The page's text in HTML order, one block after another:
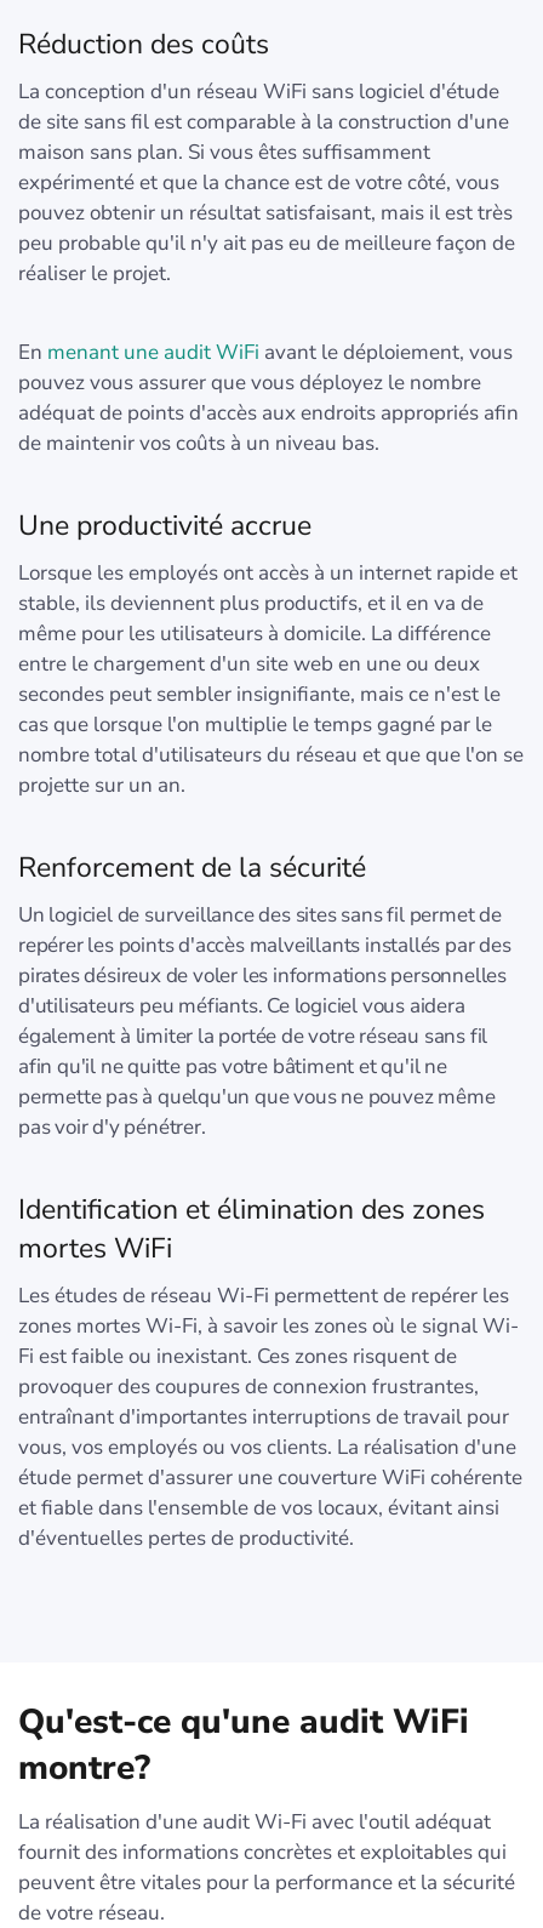
Réduction des coûts
La conception d'un réseau WiFi sans logiciel d'étude
de site sans fil est comparable à la construction d'une
maison sans plan. Si vous êtes suffisamment
expérimenté et que la chance est de votre côté, vous
pouvez obtenir un résultat satisfaisant, mais il est très
peu probable qu'il n'y ait pas eu de meilleure façon de
réaliser le projet.
En menant une audit WiFi avant le déploiement, vous
pouvez vous assurer que vous déployez le nombre
adéquat de points d'accès aux endroits appropriés afin
de maintenir vos coûts à un niveau bas.
Une productivité accrue
Lorsque les employés ont accès à un internet rapide et
stable, ils deviennent plus productifs, et il en va de
même pour les utilisateurs à domicile. La différence
entre le chargement d'un site web en une ou deux
secondes peut sembler insignifiante, mais ce n'est le
cas que lorsque l'on multiplie le temps gagné par le
nombre total d'utilisateurs du réseau et que que l'on se
projette sur un an.
Renforcement de la sécurité
Un logiciel de surveillance des sites sans fil permet de
repérer les points d'accès malveillants installés par des
pirates désireux de voler les informations personnelles
d'utilisateurs peu méfiants. Ce logiciel vous aidera
également à limiter la portée de votre réseau sans fil
afin qu'il ne quitte pas votre bâtiment et qu'il ne
permette pas à quelqu'un que vous ne pouvez même
pas voir d'y pénétrer.
Identification et élimination des zones
mortes WiFi
Les études de réseau Wi-Fi permettent de repérer les
zones mortes Wi-Fi, à savoir les zones où le signal Wi-
Fi est faible ou inexistant. Ces zones risquent de
provoquer des coupures de connexion frustrantes,
entraînant d'importantes interruptions de travail pour
vous, vos employés ou vos clients. La réalisation d'une
étude permet d'assurer une couverture WiFi cohérente
et fiable dans l'ensemble de vos locaux, évitant ainsi
d'éventuelles pertes de productivité.
Qu'est-ce qu'une audit WiFi
montre?
La réalisation d'une audit Wi-Fi avec l'outil adéquat
fournit des informations concrètes et exploitables qui
peuvent être vitales pour la performance et la sécurité
de votre réseau.